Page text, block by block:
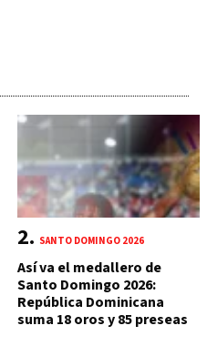
SANTO DOMINGO 2026
Así va el medallero de
Santo Domingo 2026:
República Dominicana
suma 18 oros y 85 preseas